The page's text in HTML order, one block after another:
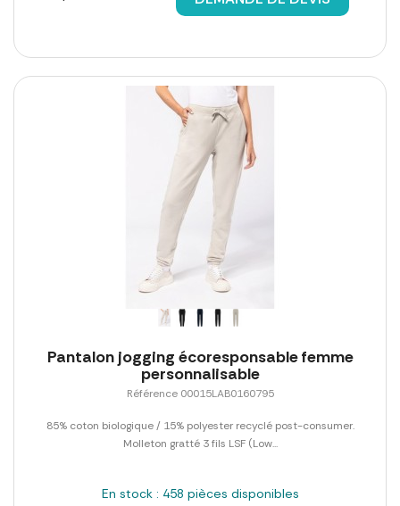
Pantalon jogging écoresponsable femme
personnalisable
Référence 00015LAB0160795
85% coton biologique / 15% polyester recyclé post-consumer.
Molleton gratté 3 fils LSF (Low...
En stock : 458 pièces disponibles